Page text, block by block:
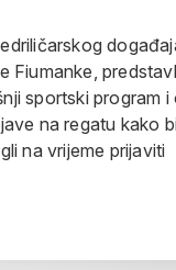
Fiumanke,
sportski program i
na regatu kako
na vrijeme prijaviti